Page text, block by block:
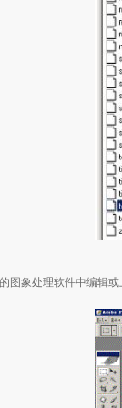
图象处理软件中编辑